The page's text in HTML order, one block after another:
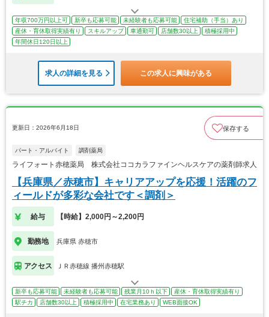
年収700万円以上可 新卒も応募可能 未経験者も応募可能
住宅補助（手当）あり
産休・育休取得実績有り
スキルアップ 車通勤可 店舗数30以上
積極採用中
年間休日120日以上
求人の詳細を見る この求人に興味がある
更新日：2026年6月18日 保存する
パート・アルバイト 調剤薬局
ライフォート赤穂薬局 株式会社ココカラファインヘルスケアの薬剤師求人
【兵庫県／赤穂市】キャリアアップを応援！活躍のフ
ィールドが多彩な会社です＜調剤＞
給与 【時給】2,000円～2,200円
勤務地 兵庫県 赤穂市
アクセス ＪＲ赤穂線 播州赤穂駅
新卒も応募可能 未経験者も応募可能 残業月10ｈ以下
産休・育休取得実績有り
駅チカ
店舗数30以上 積極採用中 在宅業務あり WEB面接OK